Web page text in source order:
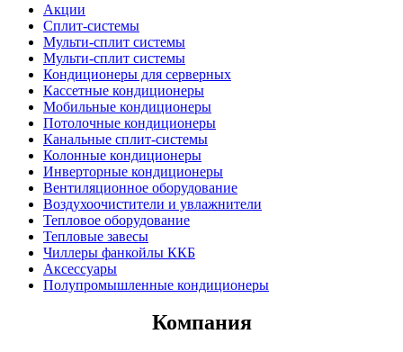
Акции
Сплит-системы
Мульти-сплит системы
Мульти-сплит системы
Кондиционеры для серверных
Кассетные кондиционеры
Мобильные кондиционеры
Потолочные кондиционеры
Канальные сплит-системы
Колонные кондиционеры
Инверторные кондиционеры
Вентиляционное оборудование
Воздухоочистители и увлажнители
Тепловое оборудование
Тепловые завесы
Чиллеры фанкойлы ККБ
Аксессуары
Полупромышленные кондиционеры
Компания